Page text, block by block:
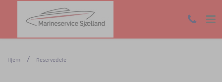
Hjem Reservedele